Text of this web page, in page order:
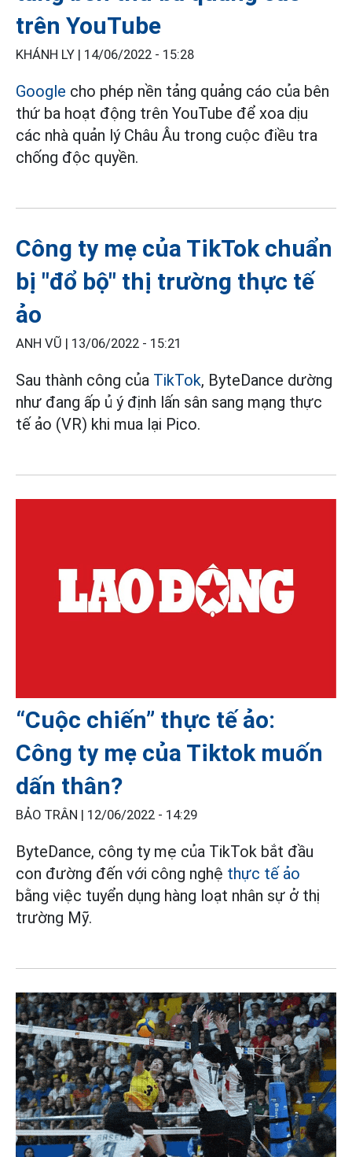
trên YouTube
KHÁNH LY | 14/06/2022 - 15:28
Google cho phép nền tảng quảng cáo của bên
thứ ba hoạt động trên YouTube để xoa dịu
các nhà quản lý Châu Âu trong cuộc điều tra
chống độc quyền.
Công ty mẹ của TikTok chuẩn
bị "đổ bộ" thị trường thực tế
ảo
ANH VŨ | 13/06/2022 - 15:21
Sau thành công của TikTok, ByteDance dường
như đang ấp ủ ý định lấn sân sang mạng thực
tế ảo (VR) khi mua lại Pico.
“Cuộc chiến” thực tế ảo:
Công ty mẹ của Tiktok muốn
dấn thân?
BẢO TRÂN | 12/06/2022 - 14:29
ByteDance, công ty mẹ của TikTok bắt đầu
con đường đến với công nghệ thực tế ảo
bằng việc tuyển dụng hàng loạt nhân sự ở thị
trường Mỹ.